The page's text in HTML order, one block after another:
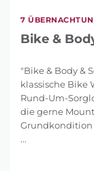
7
Bike &
"Bike & Body &
klassische Bike
Rund-Um-
die gerne
...